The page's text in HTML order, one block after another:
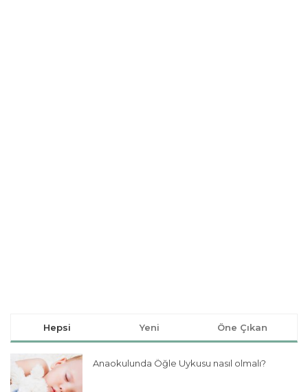
Hepsi Yeni Öne Çıkan
Anaokulunda Öğle Uykusu nasıl olmalı?